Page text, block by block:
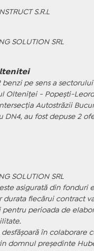
S.R.L
SOLUTION SRL
benzi pe sens a
Olteniței - Popești-
Autostrăzii
DN4, au fost depuse 2
SOLUTION SRL
asigurată din fonduri
durata fiecărui contract
pentru perioada de
în colaborare
domnul președinte